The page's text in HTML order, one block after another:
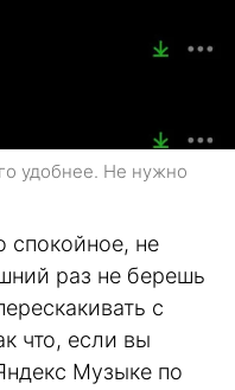
удобнее. Не нужно
спокойное, не
раз не берешь
с
что, если вы
Музыке по